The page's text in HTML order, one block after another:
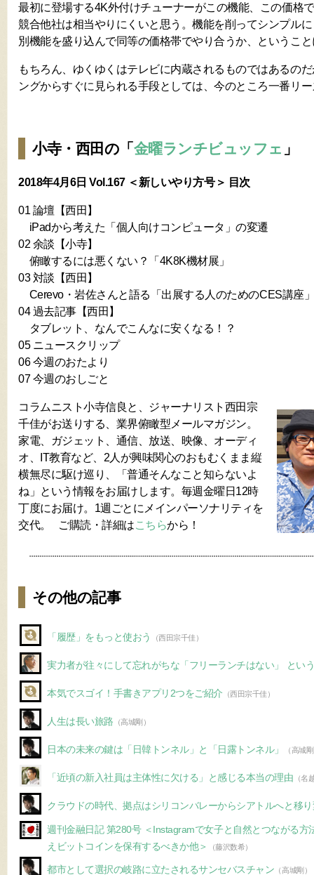
最初に登場する4K外付けチューナーがこの機能、この価格
競合他社は相当やりにくいと思う。機能を削ってシンプル
別機能を盛り込んで同等の価格帯でやり合うか、というこ
もちろん、ゆくゆくはテレビに内蔵されるものではあるの
ングからすぐに見られる手段としては、今のところ一番リ
小寺・西田の「 金曜ランチビュッフェ 」
2018年4月6日 Vol.167 ＜新しいやり方号＞ 目次
01 論壇【西田】
iPadから考えた「個人向けコンピュータ」の変遷
02 余談【小寺】
俯瞰するには悪くない？「4K8K機材展」
03 対談【西田】
Cerevo・岩佐さんと語る「出展する人のためのCES講座
04 過去記事【西田】
タブレット、なんでこんなに安くなる！？
05 ニュースクリップ
06 今週のおたより
07 今週のおしごと
コラムニスト小寺信良と、ジャーナリスト西田宗
千佳がお送りする、業界俯瞰型メールマガジン。
家電、ガジェット、通信、放送、映像、オーディ
オ、IT教育など、2人が興味関心のおもむくまま縦
横無尽に駆け巡り、「普通そんなこと知らないよ
ね」という情報をお届けします。毎週金曜日12時
丁度にお届け。1週ごとにメインパーソナリティを
交代。 ご購読・詳細はこちらから！
その他の記事
「履歴」をもっと使おう （西田宗千佳）
実力者が往々にして忘れがちな「フリーランチはない」 とい
本気でスゴイ！手書きアプリ2つをご紹介 （西田宗千佳）
人生は長い旅路 （高城剛）
日本の未来の鍵は「日韓トンネル」と「日露トンネル」 （高城
「近頃の新入社員は主体性に欠ける」と感じる本当の理由 （名
クラウドの時代、拠点はシリコンバレーからシアトルへと移
週刊金融日記 第280号 ＜Instagramで女子と自然とつながる方
えビットコインを保有するべきか他＞
（藤沢数希）
都市として選択の岐路に立たされるサンセバスチャン （高城剛）